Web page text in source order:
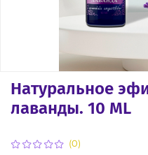
(0)
Натуральное
лаванды. 10 ML